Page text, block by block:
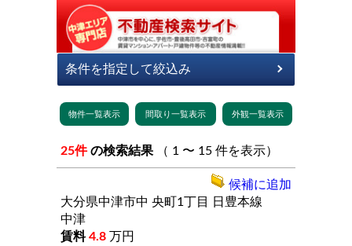
25件 の検索結果 （ 1 〜 15 件を表示）
大分県中津市中 央町1丁目
日豊本線
中津
4.8 万円
候補に追加